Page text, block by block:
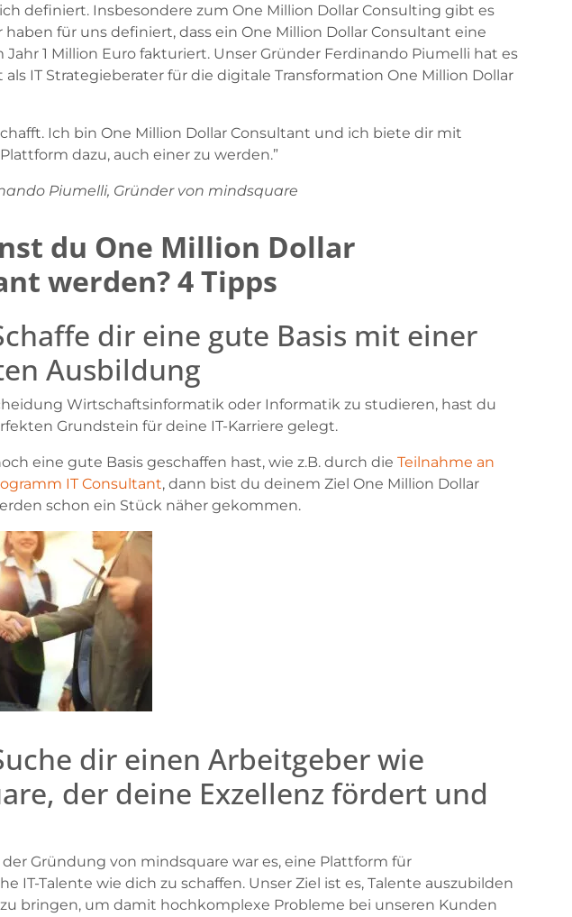
definiert. Insbesondere zum One Million Dollar Consulting gibt es
haben für uns definiert, dass ein One Million Dollar Consultant eine
Jahr 1 Million Euro fakturiert. Unser Gründer Ferdinando Piumelli hat es
IT Strategieberater für die digitale Transformation One Million Dollar
Ich bin One Million Dollar Consultant und ich biete dir mit
dazu, auch einer zu werden.”
Piumelli, Gründer von mindsquare
du One Million Dollar
werden? 4 Tipps
dir eine gute Basis mit einer
Ausbildung
Wirtschaftsinformatik oder Informatik zu studieren, hast du
Grundstein für deine IT-Karriere gelegt.
eine gute Basis geschaffen hast, wie z.B. durch die Teilnahme an
IT Consultant, dann bist du deinem Ziel One Million Dollar
schon ein Stück näher gekommen.
dir einen Arbeitgeber wie
der deine Exzellenz fördert und
Gründung von mindsquare war es, eine Plattform für
IT-Talente wie dich zu schaffen. Unser Ziel ist es, Talente auszubilden
bringen, um damit hochkomplexe Probleme bei unseren Kunden